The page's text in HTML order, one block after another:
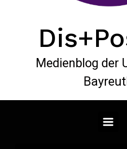
Medienblog der